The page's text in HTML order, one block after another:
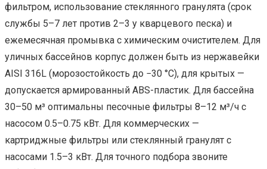
фильтром, использование стеклянного гранулята (срок
службы 5–7 лет против 2–3 у кварцевого песка) и
ежемесячная промывка с химическим очистителем. Для
уличных бассейнов корпус должен быть из нержавейки
AISI 316L (морозостойкость до −30 °C), для крытых —
допускается армированный ABS-пластик. Для бассейна
30–50 м³ оптимальны песочные фильтры 8–12 м³/ч с
насосом 0.5–0.75 кВт. Для коммерческих —
картриджные фильтры или стеклянный гранулят с
насосами 1.5–3 кВт. Для точного подбора звоните